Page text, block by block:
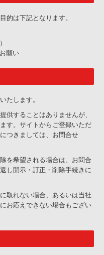
的は下記となります。
願い
たします。
供することはありませんが、
す。サイトからご登録いただ
つきましては、お問合せ
を希望される場合は、お問合
し開示・訂正・削除手続きに
取れない場合、あるいは当社
お応えできない場合もござい